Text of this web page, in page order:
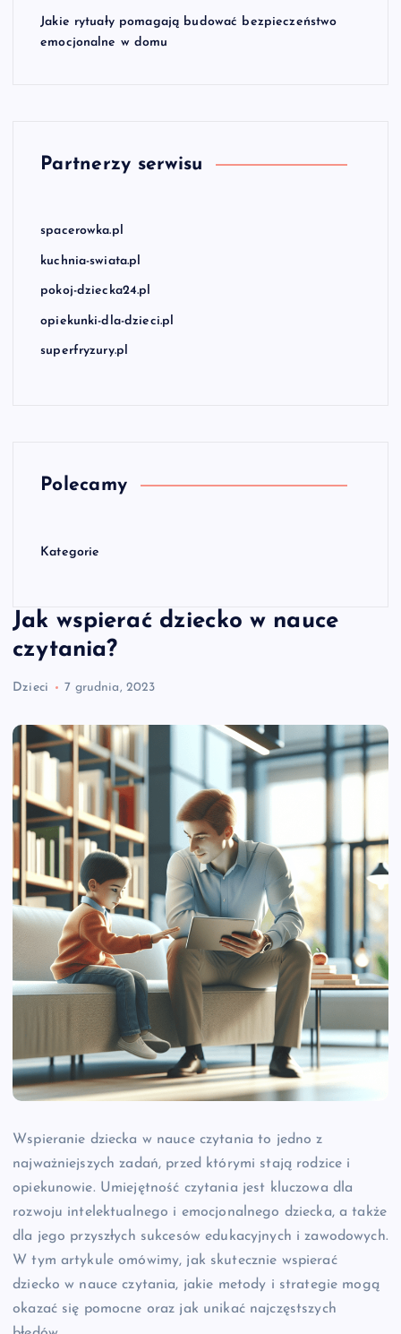
Jakie rytuały pomagają budować bezpieczeństwo
emocjonalne w domu
Partnerzy serwisu
spacerowka.pl
kuchnia-swiata.pl
pokoj-dziecka24.pl
opiekunki-dla-dzieci.pl
superfryzury.pl
Polecamy
Kategorie
Jak wspierać dziecko w nauce
czytania?
Dzieci 7 grudnia, 2023
Wspieranie dziecka w nauce czytania to jedno z
najważniejszych zadań, przed którymi stają rodzice i
opiekunowie. Umiejętność czytania jest kluczowa dla
rozwoju intelektualnego i emocjonalnego dziecka, a także
dla jego przyszłych sukcesów edukacyjnych i zawodowych.
W tym artykule omówimy, jak skutecznie wspierać
dziecko w nauce czytania, jakie metody i strategie mogą
okazać się pomocne oraz jak unikać najczęstszych